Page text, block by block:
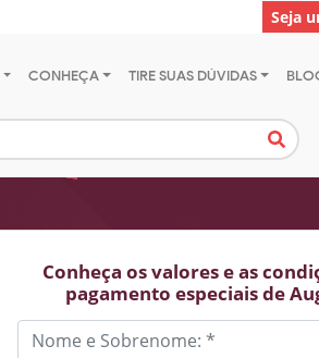
Seja
CONHEÇA TIRE SUAS DÚVIDAS
Conheça os valores e as
pagamento especiais de